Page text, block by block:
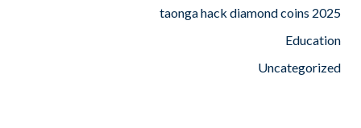
taonga hack diamond coins 2025
Education
Uncategorized